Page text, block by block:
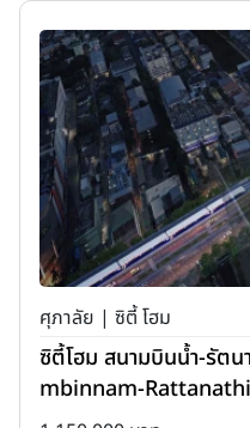
ศุภาลัย | ซิตี้ โฮม
ซิตี้โฮม สนามบินน้ำ-รัต
mbinnam-